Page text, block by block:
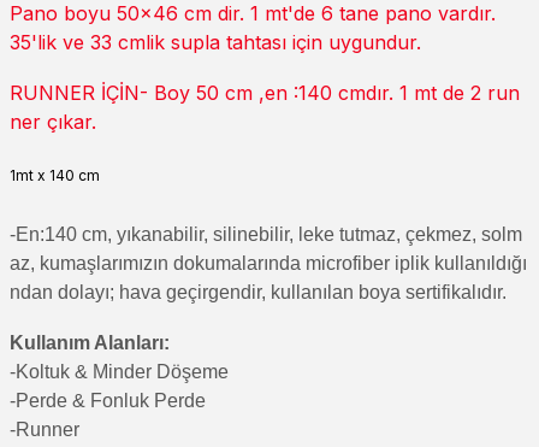
Pano boyu 50x46 cm dir. 1 mt'de 6 tane pano vardır.
35'lik ve 33 cmlik supla tahtası için uygundur.
RUNNER İÇİN- Boy 50 cm ,en :140 cmdır. 1 mt de 2 run
ner çıkar.
1mt x 140 cm
-En:140 cm, yıkanabilir, silinebilir, leke tutmaz, çekmez, solm
az, kumaşlarımızın dokumalarında microfiber iplik kullanıldığı
ndan dolayı; hava geçirgendir, kullanılan boya sertifikalıdır.
Kullanım Alanları:
-Koltuk & Minder Döşeme
-Perde & Fonluk Perde
-Runner